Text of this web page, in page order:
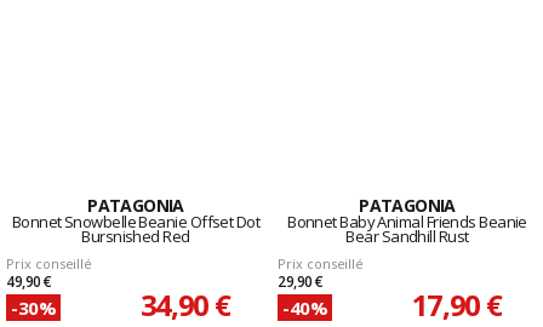
PATAGONIA
Bonnet Snowbelle Beanie Offset Dot
Bursnished Red
Prix conseillé
49,90 €
-30% 34,90 €
PATAGONIA
Bonnet Baby Animal Friends Beanie
Bear Sandhill Rust
Prix conseillé
29,90 €
-40% 17,90 €